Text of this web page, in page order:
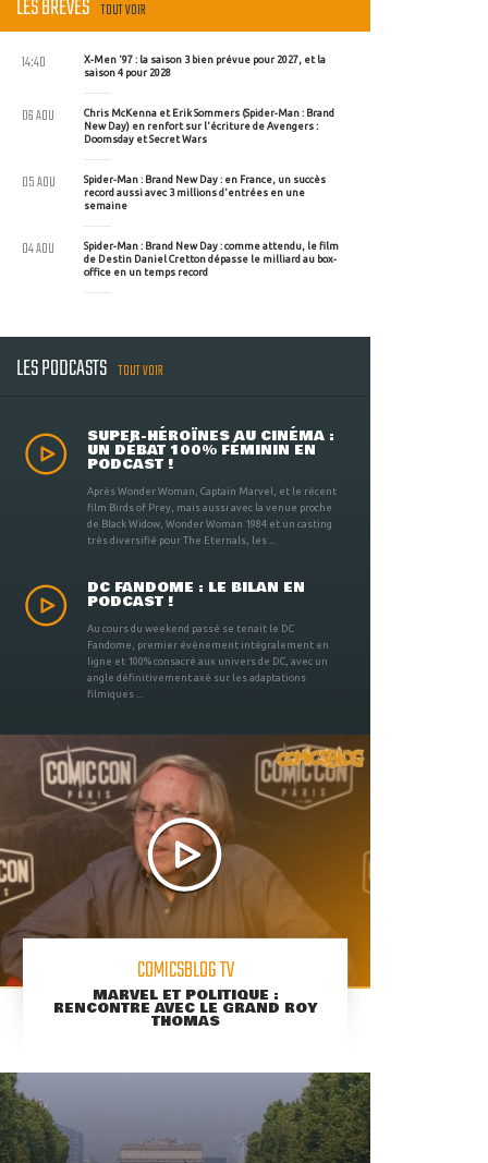
LES BRÈVES TOUT VOIR
X-Men '97 : la saison 3 bien prévue pour 2027, et la
saison 4 pour 2028
14:40
Chris McKenna et Erik Sommers (Spider-Man : Brand
New Day) en renfort sur l'écriture de Avengers :
Doomsday et Secret Wars
06 AOU
Spider-Man : Brand New Day : en France, un succès
record aussi avec 3 millions d'entrées en une
semaine
05 AOU
Spider-Man : Brand New Day : comme attendu, le film
de Destin Daniel Cretton dépasse le milliard au box-
office en un temps record
04 AOU
LES PODCASTS TOUT VOIR
SUPER-HÉROÏNES AU CINÉMA :
UN DÉBAT 100% FÉMININ EN
PODCAST !
Après Wonder Woman, Captain Marvel, et le récent
film Birds of Prey, mais aussi avec la venue proche
de Black Widow, Wonder Woman 1984 et un casting
très diversifié pour The Eternals, les ...
DC FANDOME : LE BILAN EN
PODCAST !
Au cours du weekend passé se tenait le DC
Fandome, premier évènement intégralement en
ligne et 100% consacré aux univers de DC, avec un
angle définitivement axé sur les adaptations
filmiques ...
COMICSBLOG TV
MARVEL ET POLITIQUE :
RENCONTRE AVEC LE GRAND ROY
THOMAS